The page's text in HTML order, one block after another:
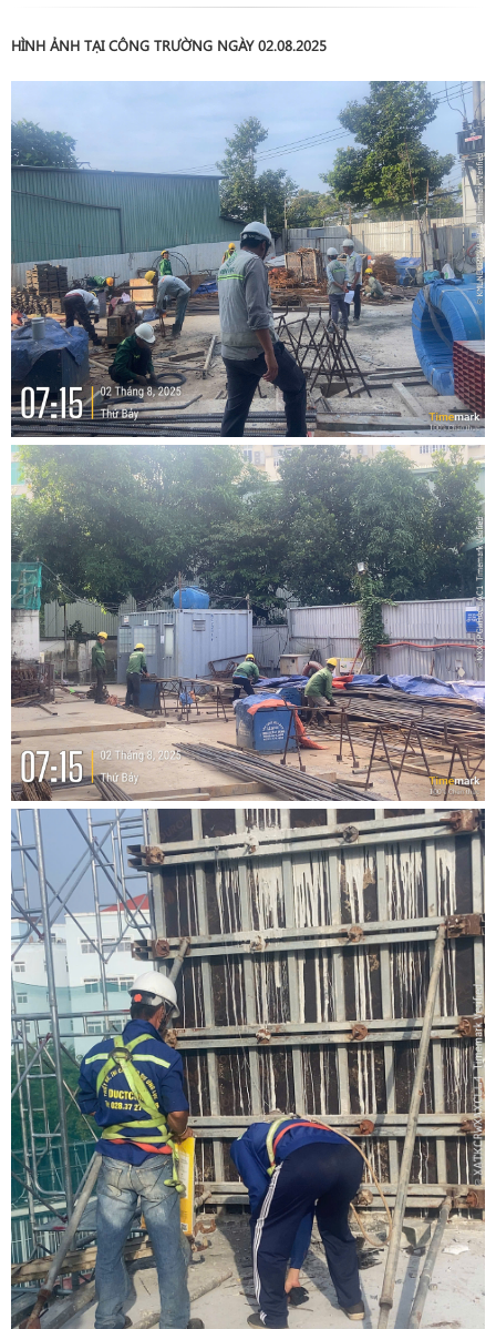
HÌNH ẢNH TẠI CÔNG TRƯỜNG NGÀY 02.08.2025